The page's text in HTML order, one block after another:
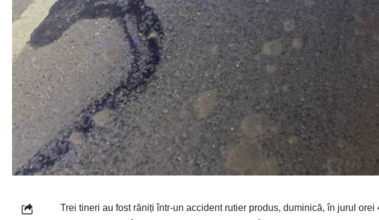
Trei tineri au fost răniți într-un accident rutier produs, duminică, în jurul